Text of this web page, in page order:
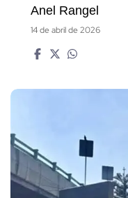
Anel Rangel
14 de abril de 2026